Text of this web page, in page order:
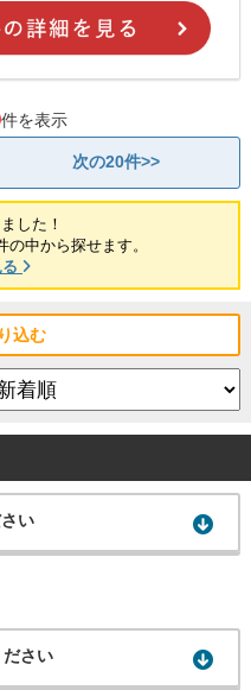
件を表示
次の20件>>
した！
の中から探せます。
込む
い
さい